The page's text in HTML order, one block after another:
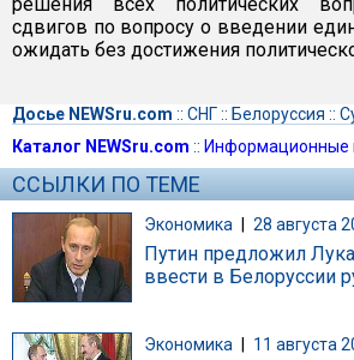
сдвигов по вопросу о введении
ожидать без достижения
Досье NEWSru.com :: СНГ:: Белоруссия ::
Каталог NEWSru.com :: Информационные
ССЫЛКИ ПО ТЕМЕ
Экономика | 28 августа
Путин предложил
ввести в Белоруссии
Экономика 11 августа